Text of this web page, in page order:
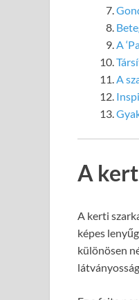
A
A
A
A kerti
képes
különösen